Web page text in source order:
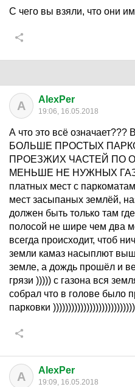
С чего вы взяли, что они
A AlexPer
19:06, 16.05.2018
А что это всё
БОЛЬШЕ ПРОСТЫХ
ПРОЕЗЖИХ ЧАСТЕЙ ПО
МЕНЬШЕ НЕ НУЖНЫХ
платных мест с
мест засыпаных землёй,
должен быть только там
полосой не шире чем два
всегда происходит, чтоб
земли камаз насыплют
земле, а дождь прошёл и
грязи ))))) с газона вся
собрал что в голове было
парковки
A AlexPer
19:09, 16.05.2018